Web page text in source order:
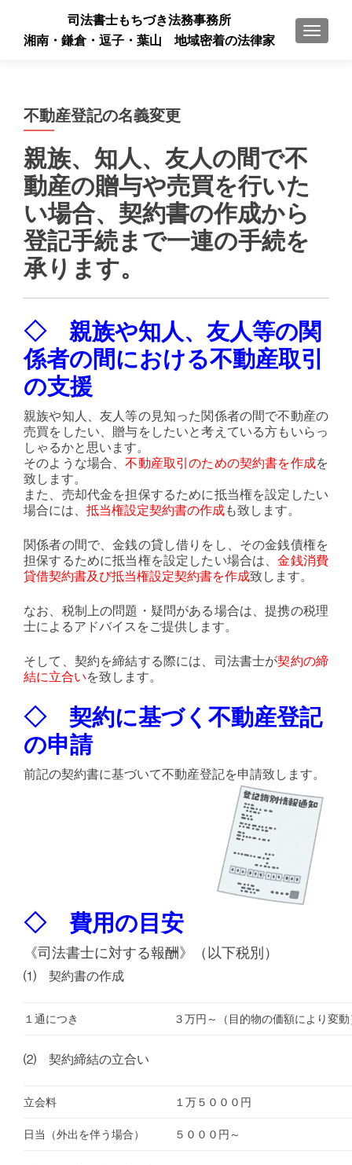
ナビゲ
司法書士もちづき法務事務所
湘南・鎌倉・逗子・葉山 地域密着の法律家
不動産登記の名義変更
親族、知人、友人の間で不
動産の贈与や売買を行いた
い場合、契約書の作成から
登記手続まで一連の手続を
承ります。
◇ 親族や知人、友人等の関
係者の間における不動産取引
の支援
親族や知人、友人等の見知った関係者の間で不動産の
売買をしたい、贈与をしたいと考えている方もいらっ
しゃるかと思います。
そのような場合、不動産取引のための契約書を作成を
致します。
また、売却代金を担保するために抵当権を設定したい
場合には、 抵当権設定契約書の作成も致します。
関係者の間で、金銭の貸し借りをし、その金銭債権を
担保するために抵当権を設定したい場合は、金銭消費
貸借契約書及び抵当権設定契約書を作成致します。
なお、税制上の問題・疑問がある場合は、提携の税理
士によるアドバイスをご提供します。
そして、契約を締結する際には、司法書士が契約の締
結に立合いを致します。
◇ 契約に基づく不動産登記
の申請
前記の契約書に基づいて不動産登記を申請致します。
◇ 費用の目安
《司法書士に対する報酬》（以下税別）
⑴ 契約書の作成
１通につき ３万円～（目的物の価額により変動
⑵ 契約締結の立合い
立会料 １万５０００円
日当（外出を伴う場合） ５０００円～